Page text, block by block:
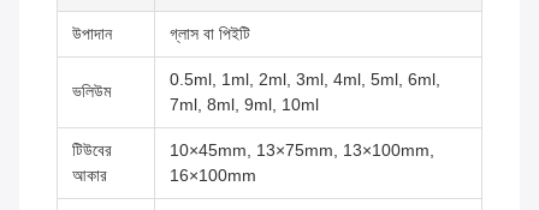
উপাদান গ্লাস বা পিইটি
ভলিউম
0.5ml, 1ml, 2ml, 3ml, 4ml, 5ml, 6ml,
7ml, 8ml, 9ml, 10ml
টিউবের
আকার
10×45mm, 13×75mm, 13×100mm,
16×100mm